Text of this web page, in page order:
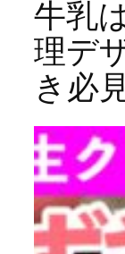
牛乳
理デ
き必